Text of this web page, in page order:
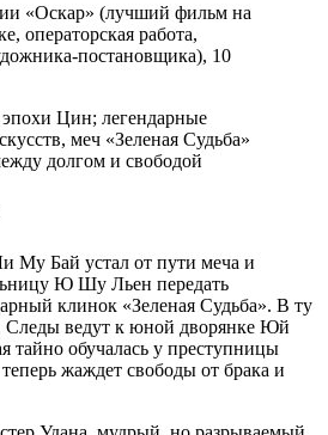
«Оскар» (лучший фильм на
операторская работа,
постановщика), 10
Цин; легендарные
меч «Зеленая Судьба»
долгом и свободой
Му Бай устал от пути меча и
Ю Шу Льен передать
клинок «Зеленая Судьба». В ту
ведут к юной дворянке Юй
тайно обучалась у преступницы
жаждет свободы от брака и